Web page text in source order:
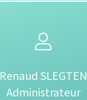
Renaud SLEGTEN
Administrateur